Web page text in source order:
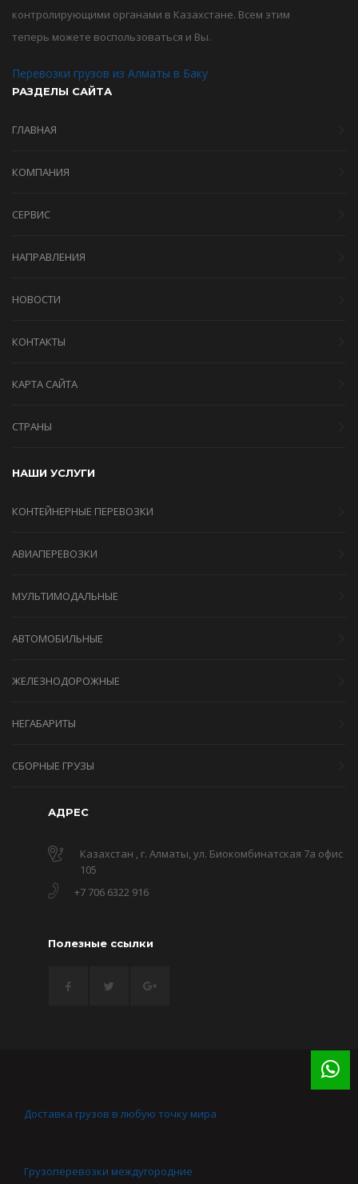
контролирующими органами в Казахстане. Всем этим
теперь можете воспользоваться и Вы.
Перевозки грузов из Алматы в Баку
РАЗДЕЛЫ САЙТА
ГЛАВНАЯ
КОМПАНИЯ
СЕРВИС
НАПРАВЛЕНИЯ
НОВОСТИ
КОНТАКТЫ
КАРТА САЙТА
СТРАНЫ
НАШИ УСЛУГИ
КОНТЕЙНЕРНЫЕ ПЕРЕВОЗКИ
АВИАПЕРЕВОЗКИ
МУЛЬТИМОДАЛЬНЫЕ
АВТОМОБИЛЬНЫЕ
ЖЕЛЕЗНОДОРОЖНЫЕ
НЕГАБАРИТЫ
СБОРНЫЕ ГРУЗЫ
АДРЕС
Казахстан , г. Алматы, ул. Биокомбинатская 7а офис
105
+7 706 6322 916
Полезные ссылки
Доставка грузов в любую точку мира
Грузоперевозки междугородние